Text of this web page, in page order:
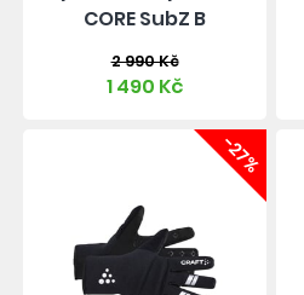
CORE SubZ B
2 990 Kč
1 490 Kč
-27%